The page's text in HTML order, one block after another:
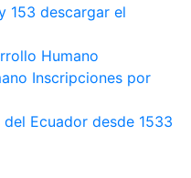
153 descargar el
Humano
Inscripciones por
Ecuador desde 1533